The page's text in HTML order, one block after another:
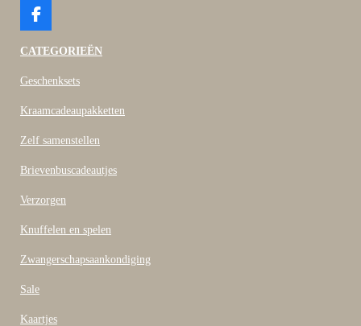
F
c
b
o
CATEGORIEËN
Geschenksets
Kraamcadeaupakketten
Zelf samenstellen
Brievenbuscadeautjes
Verzorgen
Knuffelen en spelen
Zwangerschapsaankondiging
Sale
Kaartjes